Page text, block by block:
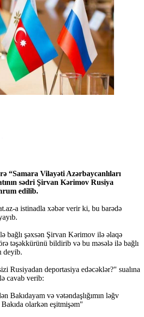
“Samara Vilayəti Azərbaycanlıları
sədri Şirvan Kərimov Rusiya
edilib.
a istinadla xəbər verir ki, bu barədə
bağlı şəxsən Şirvan Kərimov ilə əlaqə
təşəkkürünü bildirib və bu məsələ ilə bağlı
deyib.
Rusiyadan deportasiya edəcəklər?" sualına
cavab verib:
Bakıdayam və vətəndaşlığımın ləğv
olarkən eşitmişəm"